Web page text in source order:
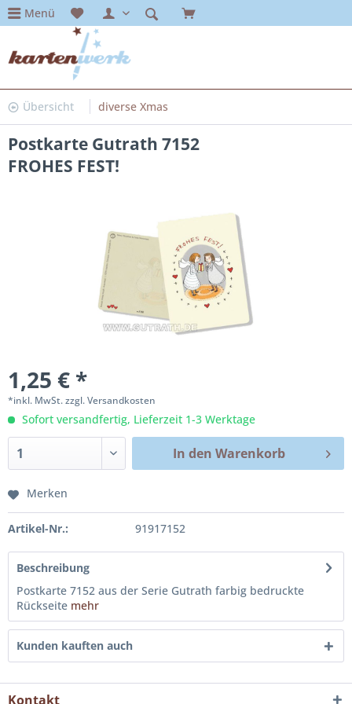
Menü
Übersicht diverse Xmas
Postkarte Gutrath 7152
FROHES FEST!
1,25 € *
*inkl. MwSt.zzgl. Versandkosten
Sofort versandfertig, Lieferzeit 1-3 Werktage
In den Warenkorb
Merken
Artikel-Nr.: 91917152
Beschreibung
Postkarte 7152 aus der Serie Gutrath farbig bedruckte
Rückseite mehr
Kunden kauften auch
Kontakt